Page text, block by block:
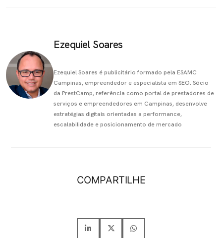
Ezequiel Soares
Ezequiel Soares é publicitário formado pela ESAMC
Campinas, empreendedor e especialista em SEO. Sócio
da PrestCamp, referência como portal de prestadores de
serviços e empreendedores em Campinas, desenvolve
estratégias digitais orientadas a performance,
escalabilidade e posicionamento de mercado
COMPARTILHE